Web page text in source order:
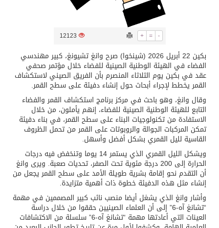
كسوة الكعبة تعتلي البيت العتيق
+ = -
12123
بكين 22 أبريل 2026 (شينخوا) صرح وانغ تشيونغ، كبير مهندسي
الفضاء في الهيئة الوطنية الصينية للفضاء خلال مؤتمر صحفي
عقد في بكين يوم الثلاثاء المنصرم بأن الفريق الصيني لاستكشاف
القمر يخطط لإجراء أبحاث حول إنشاء دفيئة على سطح القمر.
وقال وانغ، وهو باحث في مركز برنامج استكشاف القمر والفضاء
التابع للهيئة الوطنية الصينية للفضاء، إنهم يأملون، من خلال
الاستفادة من تكنولوجيات البناء على سطح القمر، في بناء دفيئة
تمكن المركبات الجوالة والروبوتات على القمر من تحمل الظروف
القاسية لليل القمري بشكل أفضل وأسهل.
ويشكل الليل القمري الذي يستمر 14 يوما وتنخفض فيه درجات
الحرارة إلى 200 درجة مئوية تحت الصفر، تحديات صعبة. ويرى وانغ
أن التقدم نحو إقامة بشرية طويلة الأمد على سطح القمر يجعل من
إنشاء مثل هذه الدفيئة خطوة ذات أهمية متزايدة.
وأشار وانغ الذي يشغل أيضا منصب نائب كبير المصممين في مهمة
“تشانغ آه-6” إلى أن العلماء الصينيين حققوا من خلال دراسة
العينات التي أعادتها مهمة “تشانغ آه-6” سلسلة من الاكتشافات